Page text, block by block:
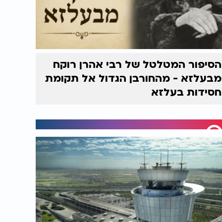
הסיפור המטלטל של רבי אהרן רוקח
מבעלזא - מהחורבן הגדול אל תקומת
חסידות בעלזא